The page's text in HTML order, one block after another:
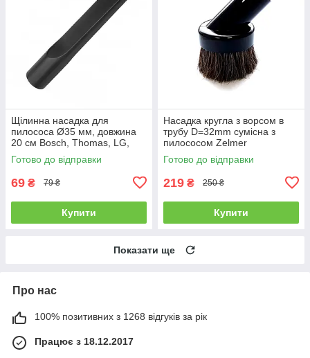
Щілинна насадка для
пилососа Ø35 мм, довжина
20 см Bosch, Thomas, LG,
Karcher, Metabo, Makita,
Starmix, Philips, Samsung,
Готово до відправки
69 ₴ 79 ₴
Купити
Насадка кругла з ворсом в
трубу D=32mm сумісна з
пилососом Zelmer
Готово до відправки
219 ₴ 250 ₴
Купити
Показати ще
Про нас
100% позитивних з 1268 відгуків за рік
Працює з 18.12.2017